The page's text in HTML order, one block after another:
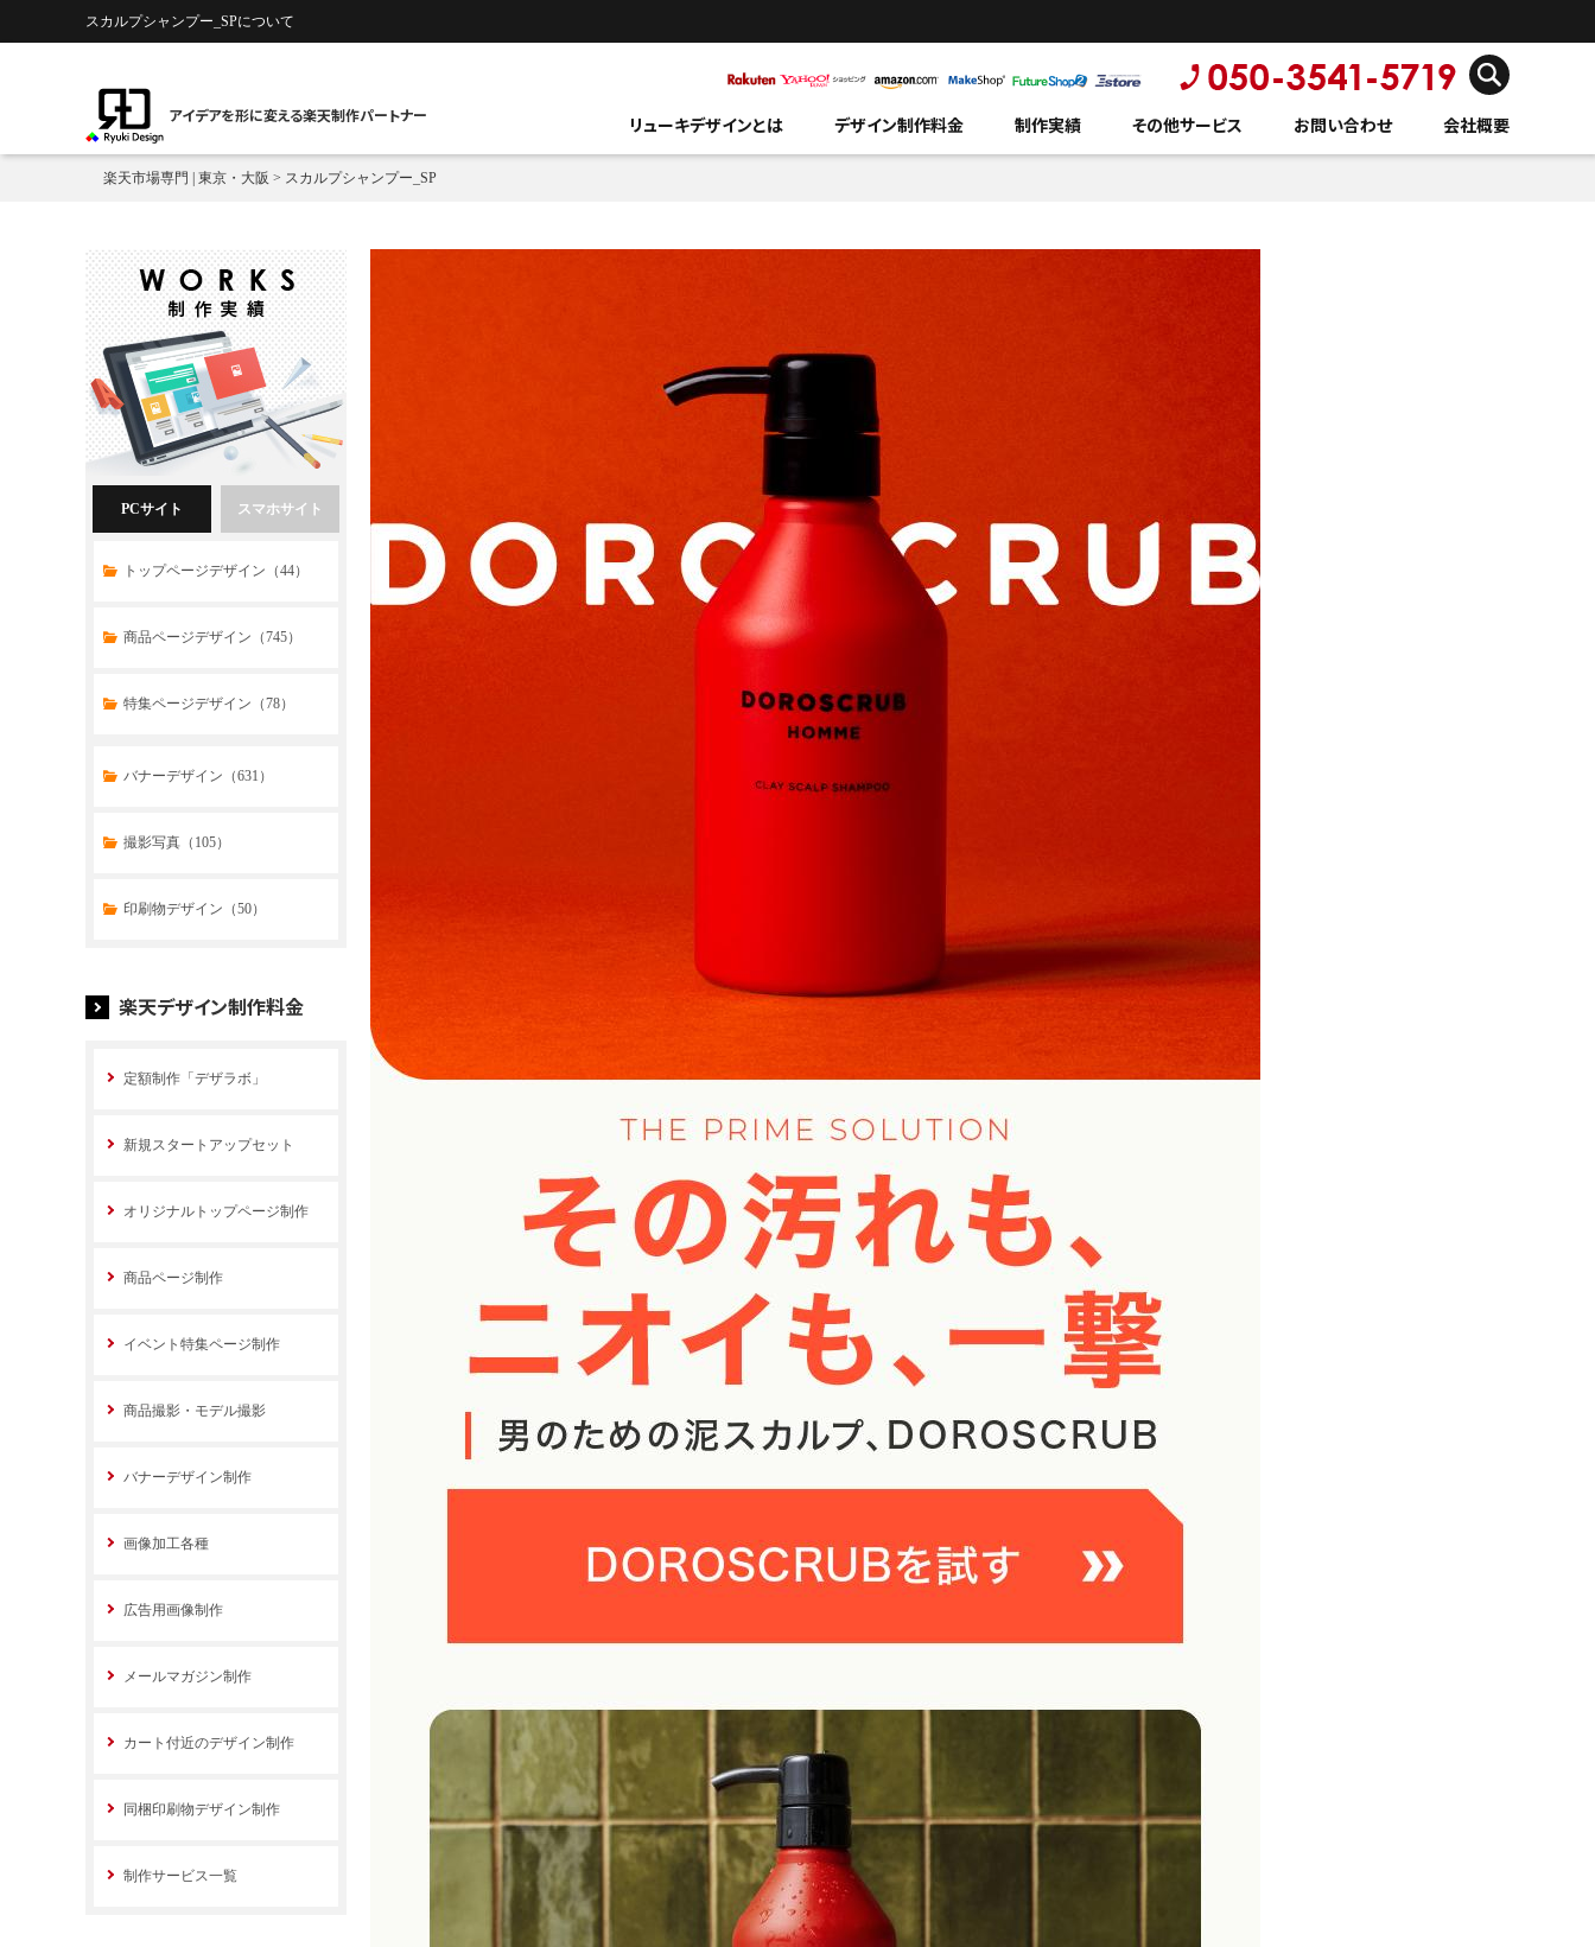
スカルプシャンプー_SPについて
アイデアを形に変える楽天制作パートナー リューキデザインとは デザイン制作料金 制作実績 その他サービス お問い合わせ 会社概要
楽天市場専門 | 東京・大阪 > スカルプシャンプー_SP
PCサイト
トップページデザイン（44）
商品ページデザイン（745）
特集ページデザイン（78）
スマホサイト
トップページデザイン（32）
商品ページデザイン（769）
特集ページデザイン（59）
バナーデザイン（631）
撮影写真（105）
印刷物デザイン（50）
楽天デザイン制作料金
定額制作「デザラボ」
新規スタートアップセット
オリジナルトップページ制作
商品ページ制作
イベント特集ページ制作
商品撮影・モデル撮影
バナーデザイン制作
画像加工各種
広告用画像制作
メールマガジン制作
カート付近のデザイン制作
同梱印刷物デザイン制作
制作サービス一覧